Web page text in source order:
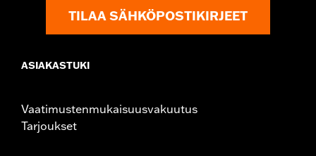
TILAA SÄHKÖPOSTIKIRJEET
ASIAKASTUKI
Vaatimustenmukaisuusvakuutus
Tarjoukset